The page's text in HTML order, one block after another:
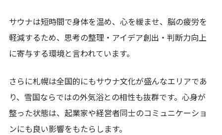
サウナは短時間で身体を温め、心を緩ませ、脳の疲労を
軽減するため、思考の整理・アイデア創出・判断力向上
に寄与する環境と言われています。
さらに札幌は全国的にもサウナ文化が盛んなエリアであ
り、雪国ならではの外気浴との相性も抜群です。心身が
整った状態は、起業家や経営者同士のコミュニケーショ
ンにも良い影響をもたらします。